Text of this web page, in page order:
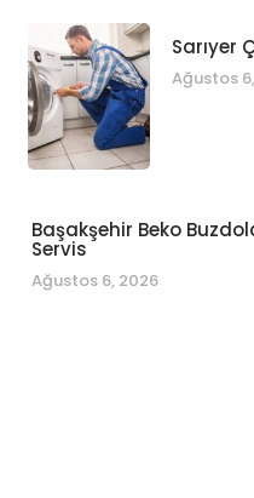
Sarıyer
Ağustos
Başakşehir Beko
Servis
Ağustos 6, 2026